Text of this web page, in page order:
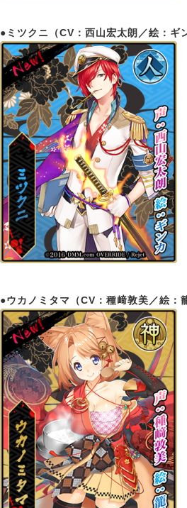
●ミツクニ（CV：西山宏太朗／絵：ギ
●ウカノミタマ（CV：種﨑敦美／絵：